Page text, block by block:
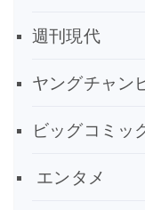
週刊現代
ヤングチャン
ビッグコミッ
エンタメ